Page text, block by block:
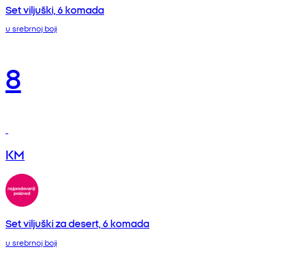
Set viljuški, 6 komada
u srebrnoj boji
8
KM
Set viljuški za desert, 6 komada
u srebrnoj boji